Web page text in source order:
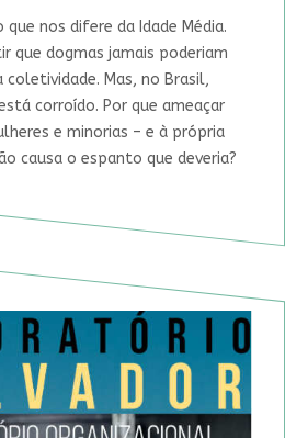
que nos difere da Idade Média.
que dogmas jamais poderiam
Mas, no Brasil,
corroído. Por que ameaçar
e minorias – e à própria
causa o espanto que deveria?